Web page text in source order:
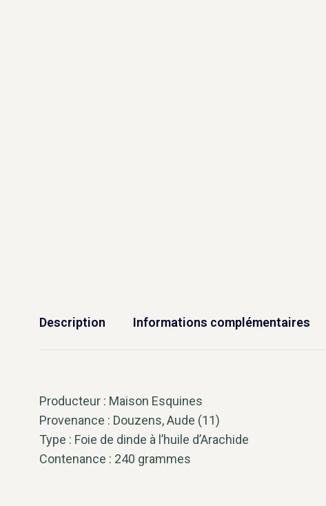
Description Informations complémentaires
Producteur : Maison Esquines
Provenance : Douzens, Aude (11)
Type : Foie de dinde à l’huile d’Arachide
Contenance : 240 grammes